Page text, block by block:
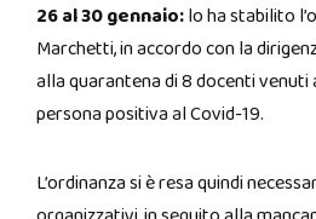
26 al 30 gennaio:lo ha stabilito
Marchetti, in accordo con la
alla quarantena di 8 docenti
persona positiva al Covid-19.
L’ordinanza si è resa quindi